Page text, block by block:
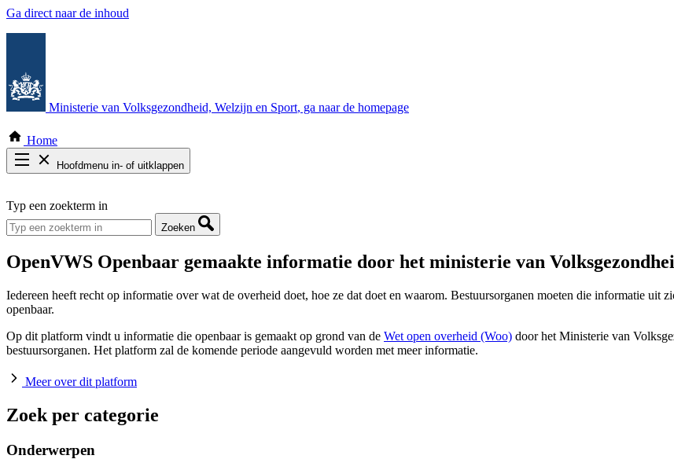
Ga direct naar de inhoud
Ministerie van Volksgezondheid, Welzijn en Sport, ga naar de homepage
Home
Hoofdmenu in- of uitklappen
Thema COVID-19
Bekijk per bestuursorgaan
Typ een zoekterm in
Zoeken
OpenVWS Openbaar gemaakte informatie door het ministerie van
Iedereen heeft recht op informatie over wat de overheid doet, hoe ze dat doet en waarom. Bestuursorganen moeten die informatie uit
openbaar.
Op dit platform vindt u informatie die openbaar is gemaakt op grond van de Wet open overheid (Woo) door het Ministerie van
bestuursorganen. Het platform zal de komende periode aangevuld worden met meer informatie.
Meer over dit platform
Zoek per categorie
Onderwerpen